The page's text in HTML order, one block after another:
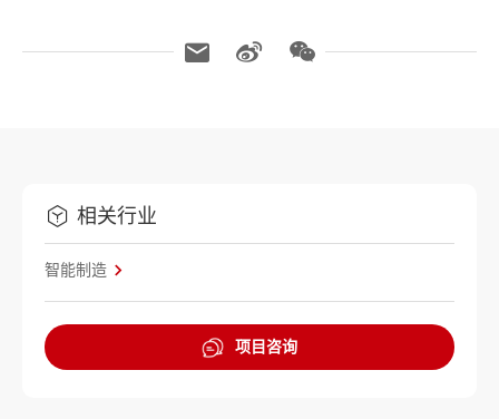
相关行业
智能制造
项目咨询